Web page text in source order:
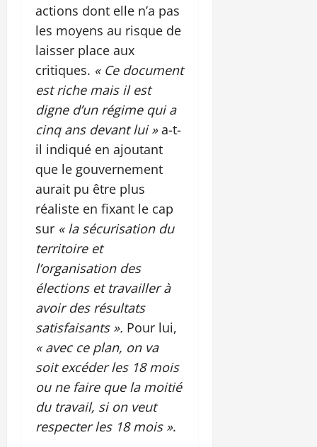
actions dont elle n’a pas
les moyens au risque de
laisser place aux
critiques. « Ce document
est riche mais il est
digne d’un régime qui a
cinq ans devant lui »a-t-
il indiqué en ajoutant
que le gouvernement
aurait pu être plus
réaliste en fixant le cap
sur « la sécurisation du
territoire et
l’organisation des
élections et travailler à
avoir des résultats
satisfaisants ». Pour lui,
« avec ce plan, on va
soit excéder les 18 mois
ou ne faire que la moitié
du travail, si on veut
respecter les 18 mois ».